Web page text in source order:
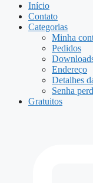
Início
Contato
Categorias
Minha
Pedidos
Endereço
Detalhes
Senha
Gratuitos